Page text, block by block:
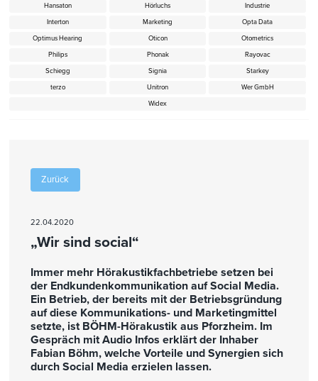
Zurück
22.04.2020
„Wir sind social“
Immer mehr Hörakustikfachbetriebe setzen bei
der Endkundenkommunikation auf Social Media.
Ein Betrieb, der bereits mit der Betriebsgründung
auf diese Kommunikations- und Marketingmittel
setzte, ist BÖHM-Hörakustik aus Pforzheim. Im
Gespräch mit Audio Infos erklärt der Inhaber
Fabian Böhm, welche Vorteile und Synergien sich
durch Social Media erzielen lassen.
Hansaton
Hörluchs
Industrie
Interton
Marketing
Opta Data
Optimus Hearing
Oticon
Otometrics
Philips
Phonak
Rayovac
Schiegg
Signia
Starkey
terzo
Unitron
Wer GmbH
Widex